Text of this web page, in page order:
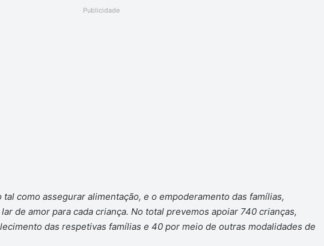
Publicidade
como assegurar alimentação, e o empoderamento das famílias,
de amor para cada criança. No total prevemos apoiar 740 crianças,
das respetivas famílias e 40 por meio de outras modalidades de